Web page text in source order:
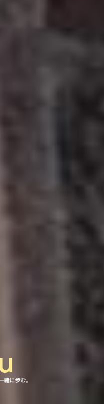
緒に歩む。